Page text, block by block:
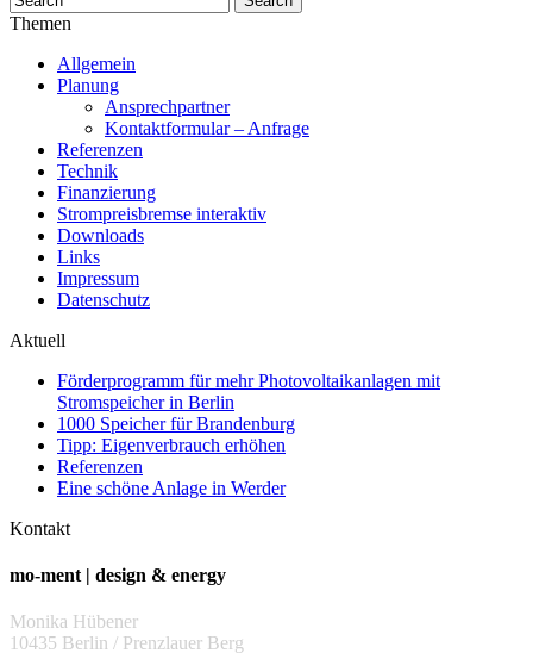
Themen
Allgemein
Planung
Ansprechpartner
Kontaktformular – Anfrage
Referenzen
Technik
Finanzierung
Strompreisbremse interaktiv
Downloads
Links
Impressum
Datenschutz
Aktuell
Förderprogramm für mehr Photovoltaikanlagen mit
Stromspeicher in Berlin
1000 Speicher für Brandenburg
Tipp: Eigenverbrauch erhöhen
Referenzen
Eine schöne Anlage in Werder
Kontakt
mo-ment | design & energy
Monika Hübener
10435 Berlin / Prenzlauer Berg